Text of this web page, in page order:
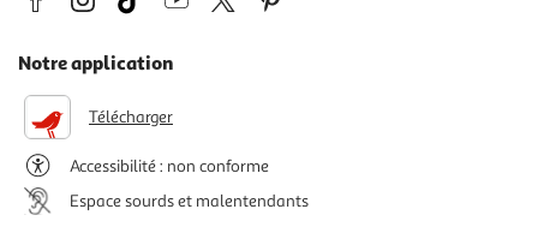
Notre application
Télécharger
Accessibilité : non conforme
Espace sourds et malentendants